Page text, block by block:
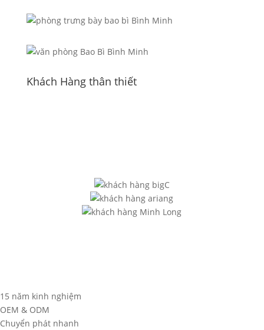
Khách Hàng thân thiết
15 năm kinh nghiệm
OEM & ODM
Chuyển phát nhanh